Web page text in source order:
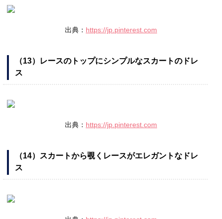
出典： https://jp.pinterest.com
（13）レースのトップにシンプルなスカートのドレ
ス
出典： https://jp.pinterest.com
（14）スカートから覗くレースがエレガントなドレ
ス